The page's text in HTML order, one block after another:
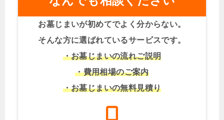
お墓じまいが初めてでよく分からない。
そんな方に選ばれているサービスです。
・お墓じまいの流れご説明
・費用相場のご案内
・お墓じまいの無料見積り